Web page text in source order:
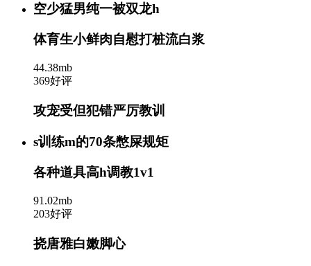
空少猛男纯一被双龙h
体育生小鲜肉自慰打桩流白浆
44.38mb
369好评
攻宠受但犯错严厉教训
s训练m的70条憋屎规矩
各种道具高h调教1v1
91.02mb
203好评
挠唐雅白嫩脚心